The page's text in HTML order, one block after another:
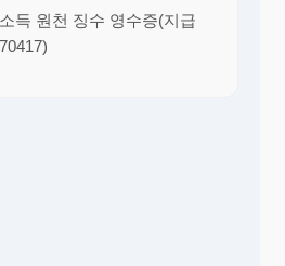
득 원천 징수 영수증(지급